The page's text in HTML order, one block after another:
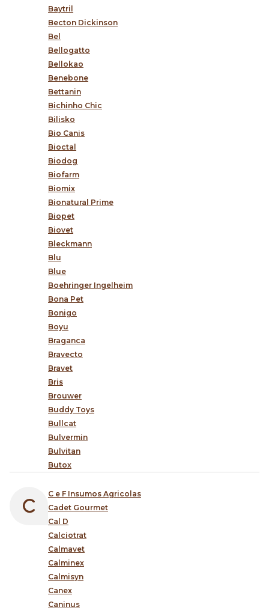
Baytril
Becton Dickinson
Bel
Bellogatto
Bellokao
Benebone
Bettanin
Bichinho Chic
Bilisko
Bio Canis
Bioctal
Biodog
Biofarm
Biomix
Bionatural Prime
Biopet
Biovet
Bleckmann
Blu
Blue
Boehringer Ingelheim
Bona Pet
Bonigo
Boyu
Braganca
Bravecto
Bravet
Bris
Brouwer
Buddy Toys
Bullcat
Bulvermin
Bulvitan
Butox
C e F Insumos Agricolas
Cadet Gourmet
Cal D
Calciotrat
Calmavet
Calminex
Calmisyn
Canex
Caninus